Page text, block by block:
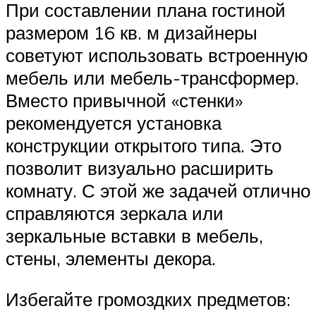
При составлении плана гостиной
размером 16 кв. м дизайнеры
советуют использовать встроенную
мебель или мебель-трансформер.
Вместо привычной «стенки»
рекомендуется установка
конструкции открытого типа. Это
позволит визуально расширить
комнату. С этой же задачей отлично
справляются зеркала или
зеркальные вставки в мебель,
стены, элементы декора.
Избегайте громоздких предметов: